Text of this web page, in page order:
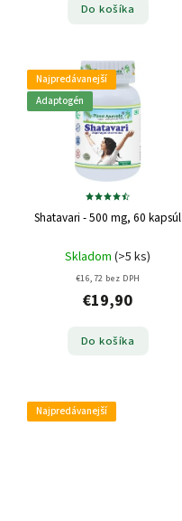
Do košíka
Najpredávanejší
Adaptogén
Shatavari - 500 mg, 60 kapsúl
Skladom (>5 ks)
€16,72 bez DPH
€19,90
Do košíka
Najpredávanejší